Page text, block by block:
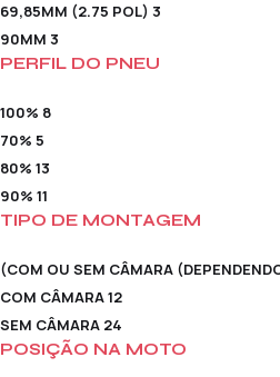
69,85MM (2.75 POL) 3
90MM 3
PERFIL DO PNEU
100% 8
70% 5
80% 13
90% 11
TIPO DE MONTAGEM
(COM OU SEM CÂMARA
COM CÂMARA12
SEM CÂMARA 24
POSIÇÃO NA MOTO